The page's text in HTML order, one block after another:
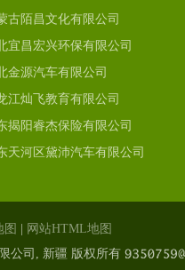
古陌昌文化有限公司
宜昌宏兴环保有限公司
金源汽车有限公司
江灿飞教育有限公司
揭阳睿杰保险有限公司
天河区黛沛汽车有限公司
图
网站HTML地图
公司, 新疆 版权所有